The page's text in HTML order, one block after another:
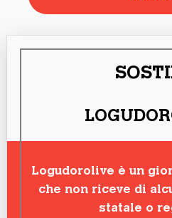
Logudorolive è un
che non riceve di
statale o